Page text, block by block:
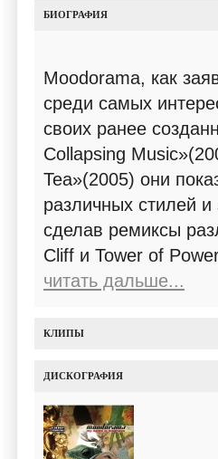
БИОГРАФИЯ
Moodorama, как
среди самых
своих ранее
Collapsing
Tea»(2005) они
различных стилей
сделав ремиксы
Cliff и Tower of
читать дальше...
КЛИПЫ
ДИСКОГРАФИЯ